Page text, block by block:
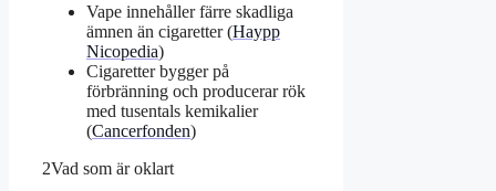
Vape innehåller färre skadliga
ämnen än cigaretter (Haypp
Nicopedia)
Cigaretter bygger på
förbränning och producerar rök
med tusentals kemikalier
(Cancerfonden)
2Vad som är oklart